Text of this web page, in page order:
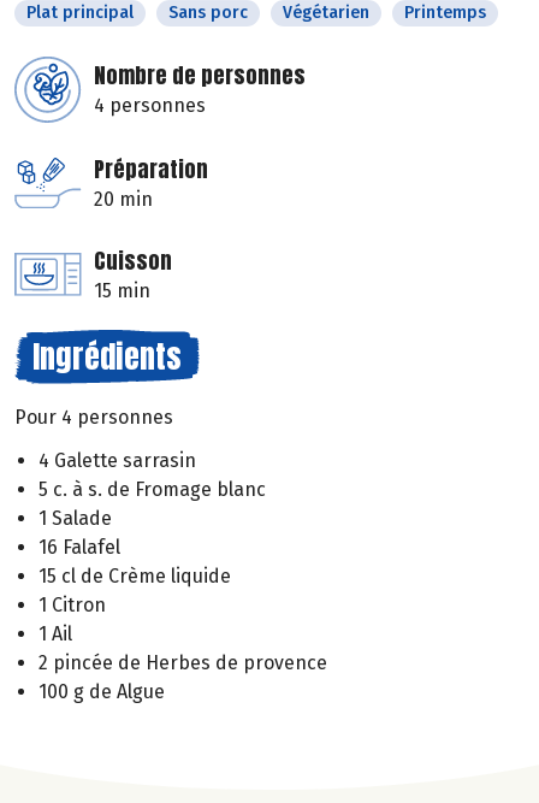
Plat principal Sans porc Végétarien Printemps
Nombre de personnes
4 personnes
Préparation
20 min
Cuisson
15 min
Ingrédients
Pour 4 personnes
4 Galette sarrasin
5 c. à s. de Fromage blanc
1 Salade
16 Falafel
15 cl de Crème liquide
1 Citron
1 Ail
2 pincée de Herbes de provence
100 g de Algue